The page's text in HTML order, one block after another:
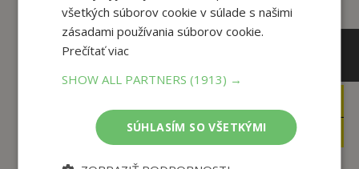
3,95€
všetkých súborov cookie v súlade s našimi
zásadami používania súborov cookie.
Prečítať viac
SHOW ALL PARTNERS(1913) →
SÚHLASÍM SO VŠETKÝMI